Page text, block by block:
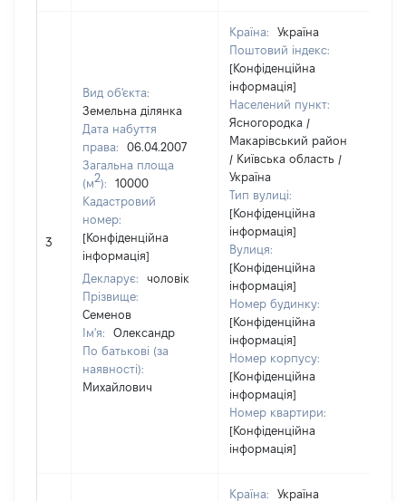
3
Вид об'єкта:
Земельна ділянка
Дата набуття
права:
06.04.2007
Загальна площа
(м2):
10000
Кадастровий
номер:
[Конфіденційна
інформація]
Декларує:
чоловік
Прізвище:
Семенов
Ім'я:
Олександр
По батькові (за
наявності):
Михайлович
Країна:
Україна
Поштовий індекс:
[Конфіденційна
інформація]
Населений пункт:
Ясногородка /
Макарівський район
/ Київська область /
Україна
Тип вулиці:
[Конфіденційна
інформація]
Вулиця:
[Конфіденційна
інформація]
Номер будинку:
[Конфіденційна
інформація]
Номер корпусу:
[Конфіденційна
інформація]
Номер квартири:
[Конфіденційна
інформація]
Країна:
Україна